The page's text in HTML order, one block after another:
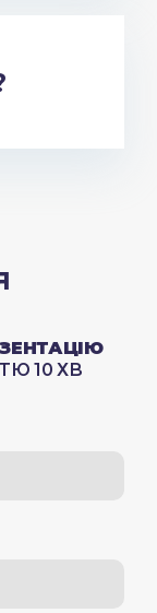
10 ХВ